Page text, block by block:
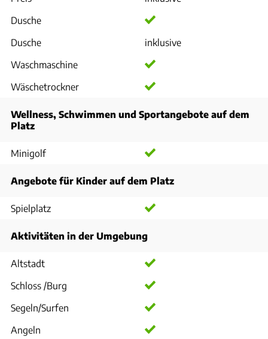
Dusche
Dusche
inklusive
Waschmaschine
Wäschetrockner
Wellness, Schwimmen und Sportangebote auf dem
Platz
Minigolf
Angebote für Kinder auf dem Platz
Spielplatz
Aktivitäten in der Umgebung
Altstadt
Schloss /Burg
Segeln/Surfen
Angeln